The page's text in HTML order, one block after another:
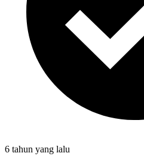
6 tahun yang lalu